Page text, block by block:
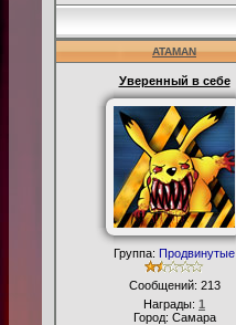
ATAMAN
Уверенный в себе
Группа: Продвинутые
Сообщений: 213
Награды: 1
Город: Самара